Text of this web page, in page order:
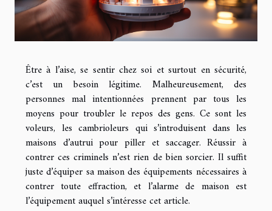
Être à l’aise, se sentir chez soi et surtout en sécurité,
c’est un besoin légitime. Malheureusement, des
personnes mal intentionnées prennent par tous les
moyens pour troubler le repos des gens. Ce sont les
voleurs, les cambrioleurs qui s’introduisent dans les
maisons d’autrui pour piller et saccager. Réussir à
contrer ces criminels n’est rien de bien sorcier. Il suffit
juste d’équiper sa maison des équipements nécessaires à
contrer toute effraction, et l’alarme de maison est
l’équipement auquel s’intéresse cet article.